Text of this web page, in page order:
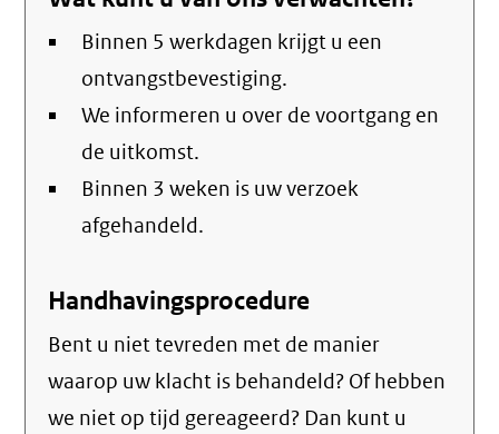
Binnen 5 werkdagen krijgt u een
ontvangstbevestiging.
We informeren u over de voortgang en
de uitkomst.
Binnen 3 weken is uw verzoek
afgehandeld.
Handhavingsprocedure
Bent u niet tevreden met de manier
waarop uw klacht is behandeld? Of hebben
we niet op tijd gereageerd? Dan kunt u